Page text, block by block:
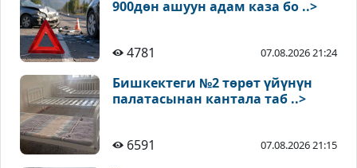
900дөн ашуун адам каза бо ..>
4781 07.08.2026 21:24
Бишкектеги №2 төрөт үйүнүн
палатасынан кантала таб ..>
6591 07.08.2026 21:15